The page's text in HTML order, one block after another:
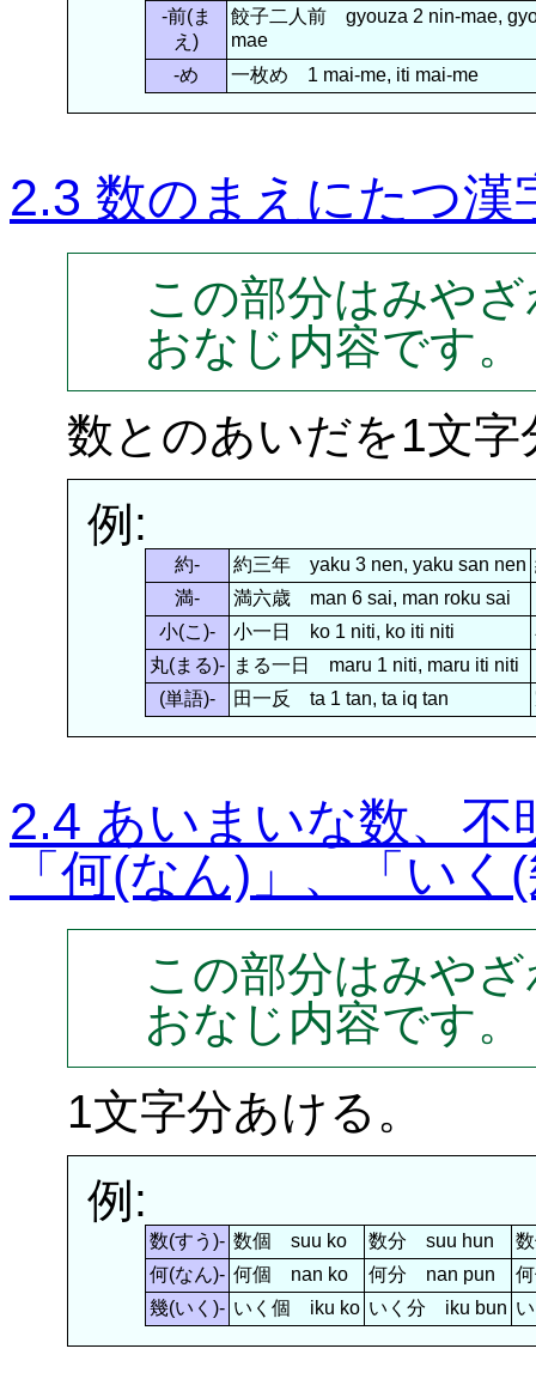
-前(ま
え)
餃子二人前 gyouza 2 nin-mae,
mae
-め
一枚め 1 mai-me, iti mai-me
2.3 数のまえにたつ漢
この部分はみや
おなじ内容です。
数とのあいだを1文字
例:
約- 約三年 yaku 3 nen, yaku san nen
満-
満六歳 man 6 sai, man roku sai
小(こ)-
小一日 ko 1 niti, ko iti niti
丸(まる)- まる一日 maru 1 niti, maru iti niti
(単語)-
田一反 ta 1 tan, ta iq tan
2.4 あいまいな数、
「何(なん)」、「い
この部分はみや
おなじ内容です。
1文字分あける。
例:
数(すう)- 数個 suu ko 数分 suu hun
何(なん)- 何個 nan ko 何分 nan pun
幾(いく)- いく個 iku ko いく分 iku bun